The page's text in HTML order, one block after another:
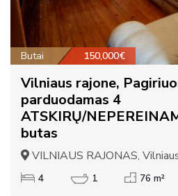
Butai 150,000€
Vilniaus rajone,
parduodamas 4
ATSKIRŲ/
butas
VILNIAUS RAJONAS,
4 1 76 m²